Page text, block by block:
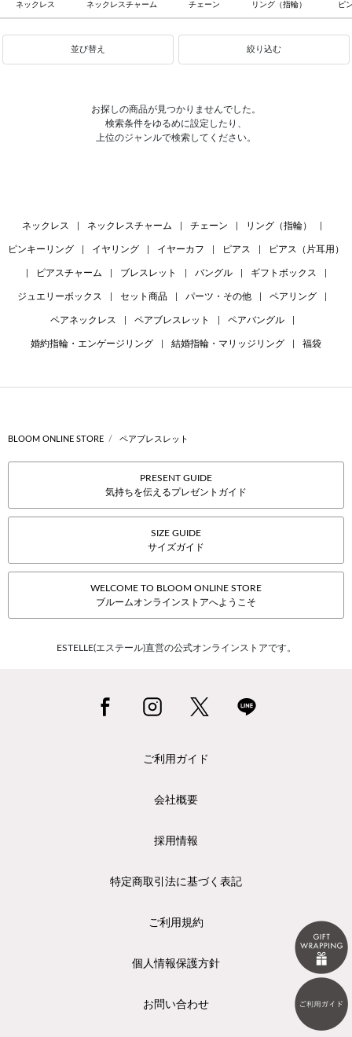
ネックレス ネックレスチャーム チェーン リング（指輪） ピ
並び替え 絞り込む
お探しの商品が見つかりませんでした。
検索条件をゆるめに設定したり、
上位のジャンルで検索してください。
ネックレス ネックレスチャーム チェーン リング（指輪）
ピンキーリング イヤリング イヤーカフ ピアス ピアス（片耳用）
ピアスチャーム ブレスレット バングル ギフトボックス
ジュエリーボックス セット商品 パーツ・その他 ペアリング
ペアネックレス ペアブレスレット ペアバングル
婚約指輪・エンゲージリング 結婚指輪・マリッジリング 福袋
BLOOM ONLINE STORE ペアブレスレット
PRESENT GUIDE
気持ちを伝えるプレゼントガイド
SIZE GUIDE
サイズガイド
WELCOME TO BLOOM ONLINE STORE
ブルームオンラインストアへようこそ
ESTELLE(エステール)直営の公式オンラインストアです。
ご利用ガイド
会社概要
採用情報
特定商取引法に基づく表記
ご利用規約
個人情報保護方針
お問い合わせ